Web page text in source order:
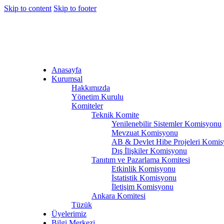
Skip to content Skip to footer
Anasayfa
Kurumsal
Hakkımızda
Yönetim Kurulu
Komiteler
Teknik Komite
Yenilenebilir Sistemler Komisyonu
Mevzuat Komisyonu
AB & Devlet Hibe Projeleri
Dış İlişkiler Komisyonu
Tanıtım ve Pazarlama Komitesi
Etkinlik Komisyonu
İstatistik Komisyonu
İletişim Komisyonu
Ankara Komitesi
Tüzük
Üyelerimiz